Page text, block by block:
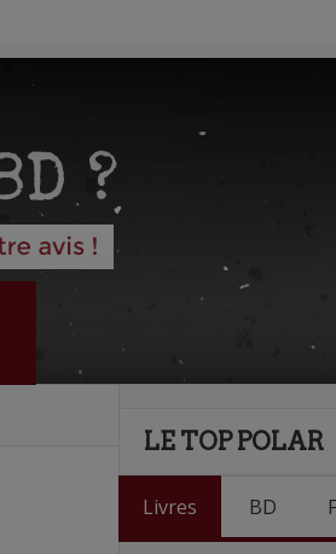
LE TOP POLAR
Livres BD